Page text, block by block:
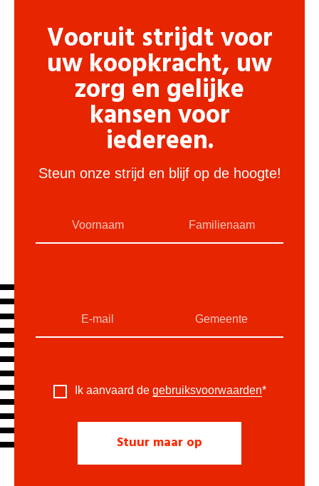
Vooruit strijdt voor
uw koopkracht, uw
zorg en gelijke
kansen voor
iedereen.
Steun onze strijd en blijf op de hoogte!
Ik aanvaard de gebruiksvoorwaarden*